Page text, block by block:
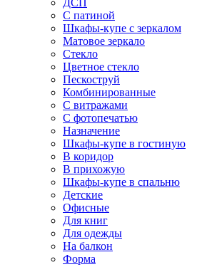
ДСП
С патиной
Шкафы-купе с зеркалом
Матовое зеркало
Стекло
Цветное стекло
Пескоструй
Комбинированные
С витражами
С фотопечатью
Назначение
Шкафы-купе в гостиную
В коридор
В прихожую
Шкафы-купе в спальню
Детские
Офисные
Для книг
Для одежды
На балкон
Форма